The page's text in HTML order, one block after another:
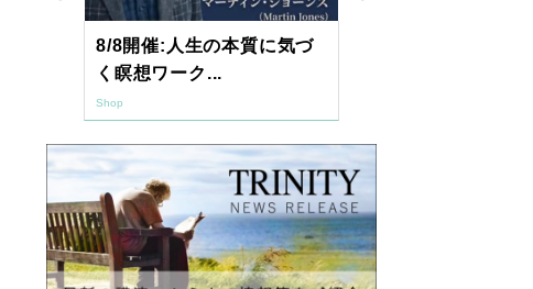
8/8開催:人生の本質に気づ
く瞑想ワーク...
Shop